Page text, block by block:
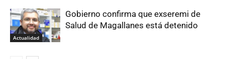
Actualidad
Gobierno confirma que exseremi de
Salud de Magallanes está detenido